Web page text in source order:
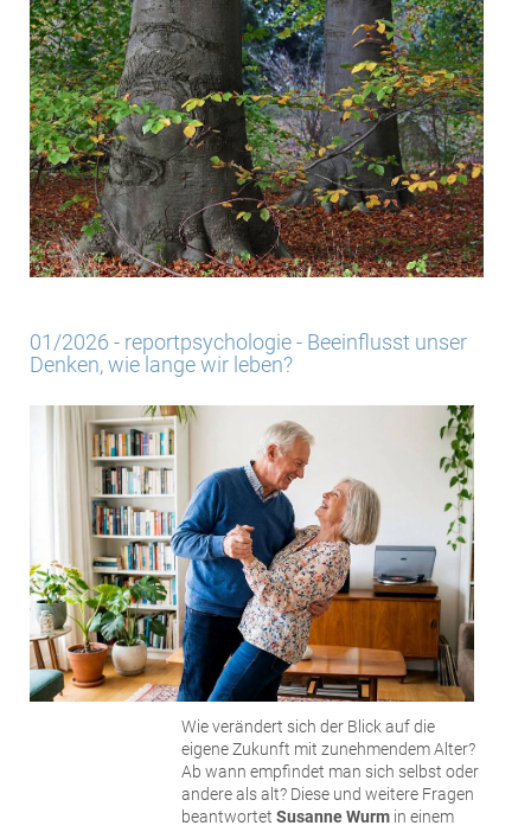
01/2026 - reportpsychologie - Beeinflusst unser
Denken, wie lange wir leben?
Wie verändert sich der Blick auf die
eigene Zukunft mit zunehmendem Alter?
Ab wann empfindet man sich selbst oder
andere als alt? Diese und weitere Fragen
beantwortet Susanne Wurmin einem